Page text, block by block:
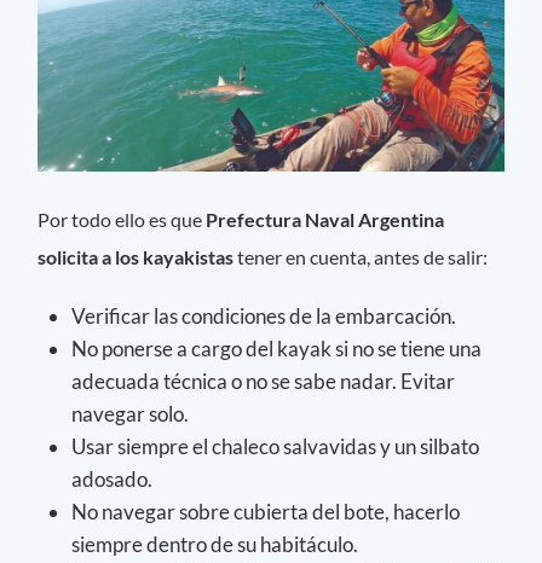
Por todo ello es que Prefectura Naval Argentina
solicita a los kayakistastener en cuenta, antes de salir:
Verificar las condiciones de la embarcación.
No ponerse a cargo del kayak si no se tiene una
adecuada técnica o no se sabe nadar. Evitar
navegar solo.
Usar siempre el chaleco salvavidas y un silbato
adosado.
No navegar sobre cubierta del bote, hacerlo
siempre dentro de su habitáculo.